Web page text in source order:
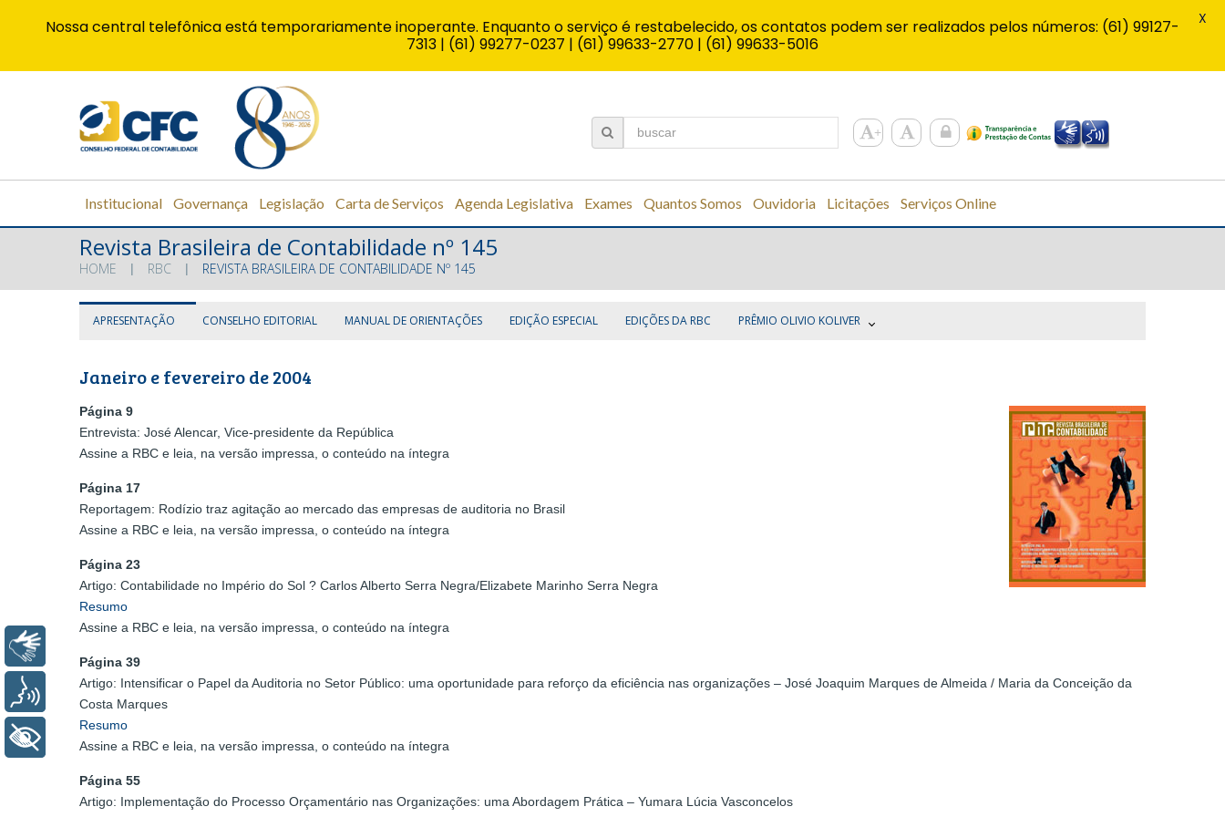
Institucional Governança Legislação Carta de Serviços Agenda Legislativa Exames Quantos Somos Ouvidoria Licitações Serviços Online
Revista Brasileira de Contabilidade nº 145
HOME RBC REVISTA BRASILEIRA DE CONTABILIDADE Nº 145
APRESENTAÇÃO CONSELHO EDITORIAL MANUAL DE ORIENTAÇÕES EDIÇÃO ESPECIAL EDIÇÕES DA RBC PRÊMIO OLIVIO KOLIVER
Janeiro e fevereiro de 2004
Página 9
Entrevista: José Alencar, Vice-presidente da República
Assine a RBC e leia, na versão impressa, o conteúdo na íntegra
Página 17
Reportagem: Rodízio traz agitação ao mercado das empresas de auditoria no Brasil
Assine a RBC e leia, na versão impressa, o conteúdo na íntegra
Página 23
Artigo: Contabilidade no Império do Sol ? Carlos Alberto Serra Negra/Elizabete Marinho Serra Negra
Resumo
Assine a RBC e leia, na versão impressa, o conteúdo na íntegra
Página 39
Artigo: Intensificar o Papel da Auditoria no Setor Público: uma oportunidade para reforço da eficiência nas organizações – José Joaquim Marques de Almeida / Maria da Conceição da
Costa Marques
Resumo
Assine a RBC e leia, na versão impressa, o conteúdo na íntegra
Página 55
Artigo: Implementação do Processo Orçamentário nas Organizações: uma Abordagem Prática – Yumara Lúcia Vasconcelos
Nossa central telefônica está temporariamente inoperante. Enquanto o serviço é restabelecido, os contatos podem ser realizados pelos números: (61) 99127-
7313 | (61) 99277-0237 | (61) 99633-2770 | (61) 99633-5016
X
Voz